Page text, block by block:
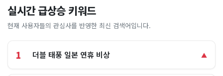
실시간 급상승 키워드
현재 사용자들의 관심사를 반영한 최신 검색어입니다.
1 더블 태풍 일본 연휴 비상 ▲